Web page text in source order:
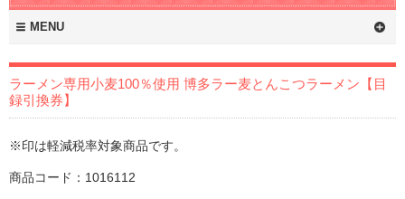
2999円編］もらってうれしい人気ラ…
MENU
ラーメン専用小麦100％使用 博多ラー麦とんこつラーメン【目
録引換券】
※印は軽減税率対象商品です。
商品コード：1016112